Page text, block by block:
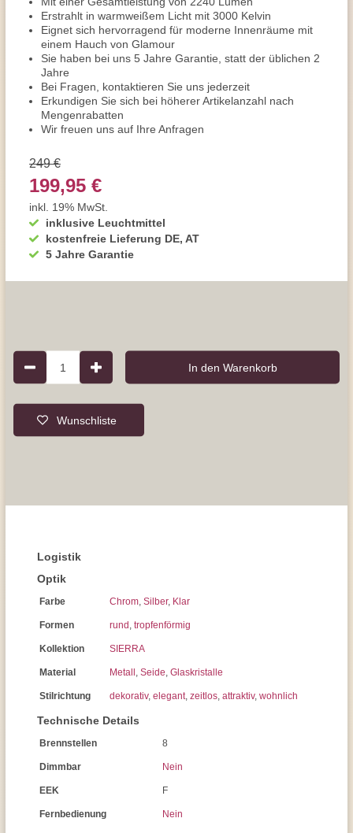
Erstrahlt in warmweißem Licht mit 3000 Kelvin
Eignet sich hervorragend für moderne Innenräume mit
einem Hauch von Glamour
Sie haben bei uns 5 Jahre Garantie, statt der üblichen 2
Jahre
Bei Fragen, kontaktieren Sie uns jederzeit
Erkundigen Sie sich bei höherer Artikelanzahl nach
Mengenrabatten
Wir freuen uns auf Ihre Anfragen
inklusive Leuchtmittel
kostenfreie Lieferung DE, AT
5 Jahre Garantie
249 €
199,95 €
inkl. 19% MwSt.
1 In den Warenkorb
Wunschliste
Logistik
Optik
Farbe Chrom, Silber, Klar
Formen rund , tropfenförmig
Kollektion SIERRA
Material Metall , Seide, Glaskristalle
Stilrichtung dekorativ, elegant, zeitlos, attraktiv, wohnlich
Technische Details
Brennstellen 8
Dimmbar Nein
EEK F
Fernbedienung Nein